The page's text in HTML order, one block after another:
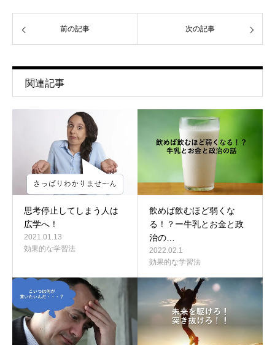
前の記事 次の記事
関連記事
思考停止してしまう人は
広学へ！
2021.01.13
効果的な学習法
飲めば飲むほど弱くな
る！？ー牛乳とお金と政
治の…
2022.02.1
効果的な学習法